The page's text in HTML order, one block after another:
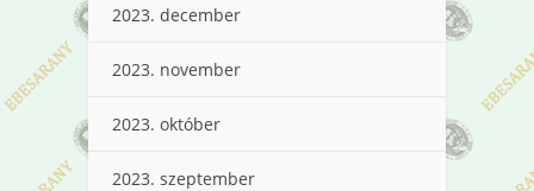
2023. december
2023. november
2023. október
2023. szeptember